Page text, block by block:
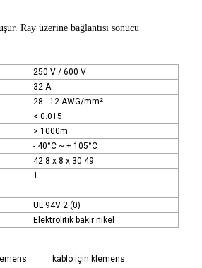
Ray üzerine bağlantısı sonucu
250 V / 600 V
32 A
28 - 12 AWG/mm²
< 0.015
> 1000m
- 40°C ~ + 105°C
42.8 x 8 x 30.49
1
UL 94V 2 (0)
Elektrolitik bakır nikel
kablo için klemens